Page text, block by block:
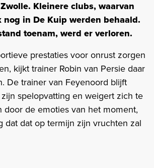
Kleinere clubs, waarvan
nog in De Kuip werden behaald.
toenam, werd er verloren.
prestaties voor onrust zorgen
kijkt trainer Robin van Persie daar
De trainer van Feyenoord blijft
spelopvatting en weigert zich te
door de emoties van het moment,
dat dat op termijn zijn vruchten zal